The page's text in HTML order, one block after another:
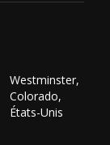
Westminster,
Colorado,
États-Unis